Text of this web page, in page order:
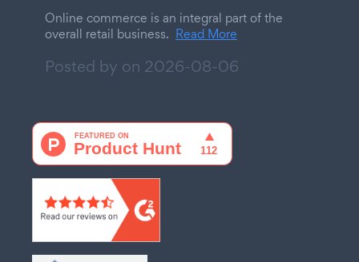
Online commerce is an integral part of the
overall retail business. Read More
Posted by on 2026-08-06